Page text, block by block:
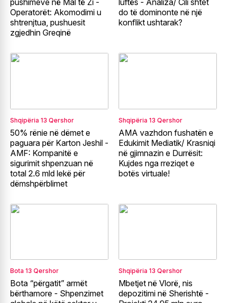
Operatorët: Akomodimi u
shtrenjtua, pushuesit
zgjedhin Greqinë
do të dominonte në një
konflikt ushtarak?
Shqipëria 13 Qershor
50% rënie në dëmet e
paguara për Karton Jeshil -
AMF: Kompanitë e
sigurimit shpenzuan në
total 2.6 mld lekë për
dëmshpërblimet
Shqipëria 13 Qershor
AMA vazhdon fushatën e
Edukimit Mediatik/ Krasniqi
në gjimnazin e Durrësit:
Kujdes nga rreziqet e
botës virtuale!
Bota 13 Qershor
Bota “përgatit” armët
bërthamore - Shpenzimet
Shqipëria 13 Qershor
Mbetjet në Vlorë, nis
depozitimi në Sherishtë -